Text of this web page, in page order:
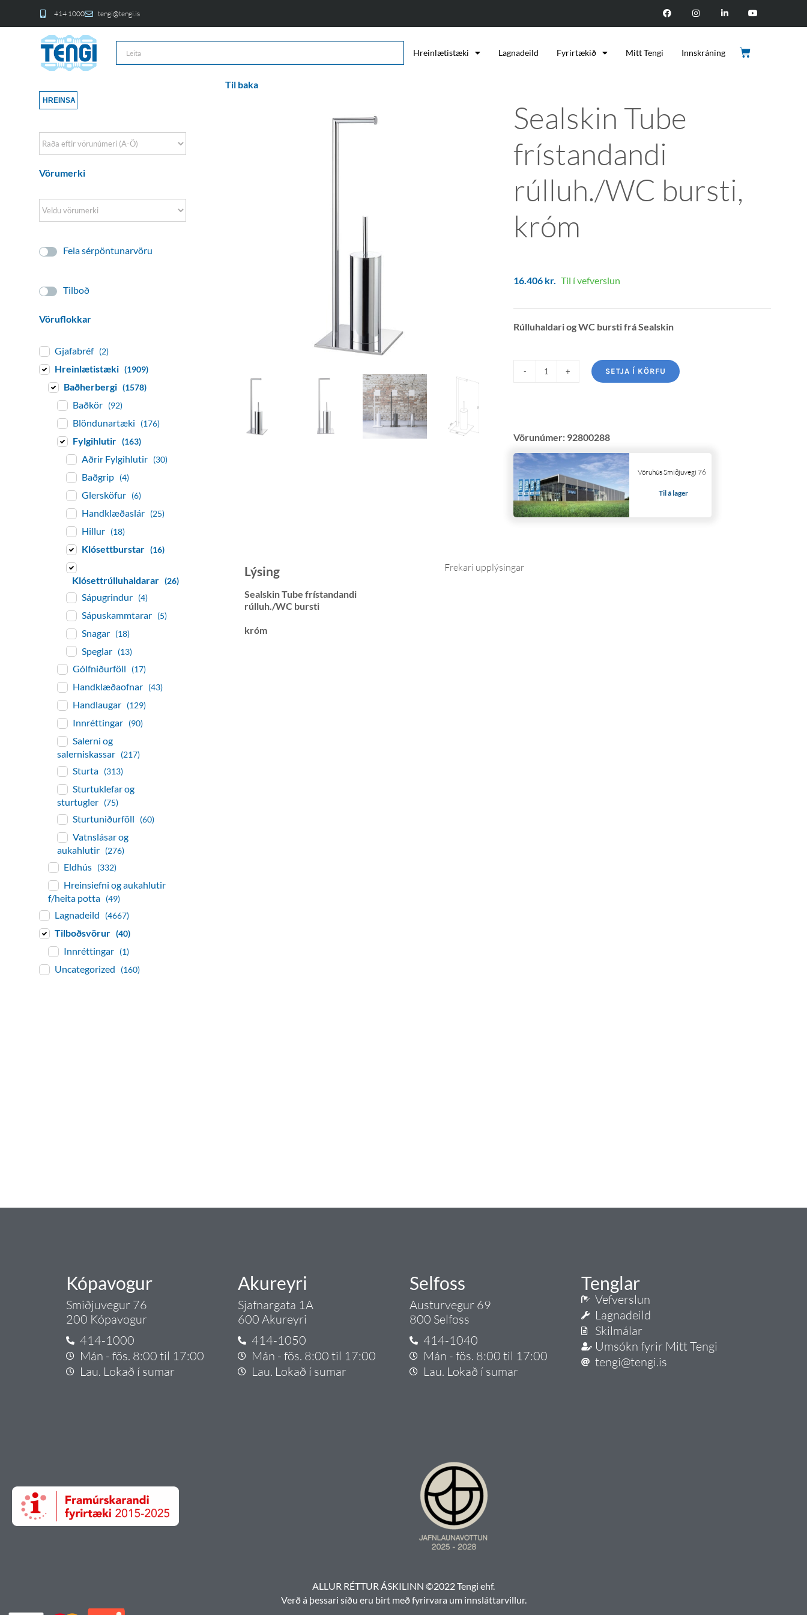
414 1000 tengi@tengi.is
Hreinlætistæki Lagnadeild Fyrirtækið Mitt Tengi Innskráning
Til baka
Sealskin Tube
frístandandi
rúlluh./WC bursti,
króm
16.406 kr. Til í vefverslun
Rúlluhaldari og WC bursti frá Sealskin
SETJA Í KÖRFU
Vörunúmer: 92800288
Vöruhús Smiðjuvegi 76
Til á lager
Lýsing
Sealskin Tube frístandandi
rúlluh./WC bursti
króm
Frekari upplýsingar
HREINSA
Sort Products
Vörumerki
Fela sérpöntunarvöru
Tilboð
Vöruflokkar
Gjafabréf (2)
Hreinlætistæki (1909)
Baðherbergi (1578)
Baðkör (92)
Blöndunartæki (176)
Fylgihlutir (163)
Aðrir Fylgihlutir (30)
Baðgrip (4)
Glersköfur (6)
Handklæðaslár (25)
Hillur (18)
Klósettburstar (16)
Klósettrúlluhaldarar (26)
Sápugrindur (4)
Sápuskammtarar (5)
Snagar (18)
Speglar (13)
Gólfniðurföll (17)
Handklæðaofnar (43)
Handlaugar (129)
Innréttingar (90)
Salerni og
salerniskassar (217)
Sturta (313)
Sturtuklefar og
sturtugler (75)
Sturtuniðurföll (60)
Vatnslásar og
aukahlutir (276)
Eldhús (332)
Hreinsiefni og aukahlutir
f/heita potta (49)
Lagnadeild (4667)
Tilboðsvörur (40)
Innréttingar (1)
Uncategorized (160)
Kópavogur
Smiðjuvegur 76
200 Kópavogur
414-1000
Mán - fös. 8:00 til 17:00
Lau. Lokað í sumar
Akureyri
Sjafnargata 1A
600 Akureyri
414-1050
Mán - fös. 8:00 til 17:00
Lau. Lokað í sumar
Selfoss
Austurvegur 69
800 Selfoss
414-1040
Mán - fös. 8:00 til 17:00
Lau. Lokað í sumar
Tenglar
Vefverslun
Lagnadeild
Skilmálar
Umsókn fyrir Mitt Tengi
tengi@tengi.is
ALLUR RÉTTUR ÁSKILINN ©2022 Tengi ehf.
Verð á þessari síðu eru birt með fyrirvara um innsláttarvillur.